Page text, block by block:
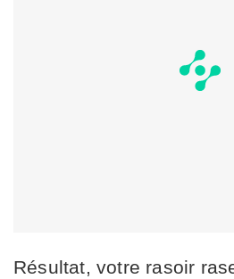
Résultat, votre rasoir